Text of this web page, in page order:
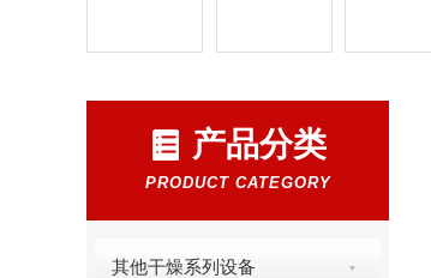
产品分类
PRODUCT CATEGORY
其他干燥系列设备